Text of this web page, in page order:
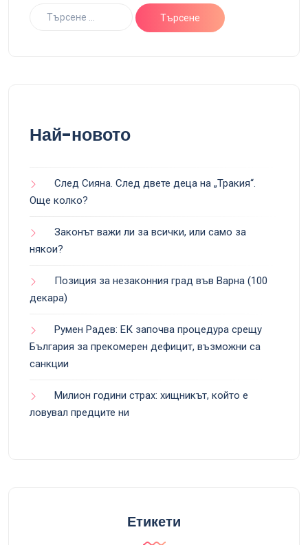
Най-новото
След Сияна. След двете деца на „Тракия“.
Още колко?
Законът важи ли за всички, или само за
някои?
Позиция за незаконния град във Варна (100
декара)
Румен Радев: ЕК започва процедура срещу
България за прекомерен дефицит, възможни са
санкции
Милион години страх: хищникът, който е
ловувал предците ни
Етикети